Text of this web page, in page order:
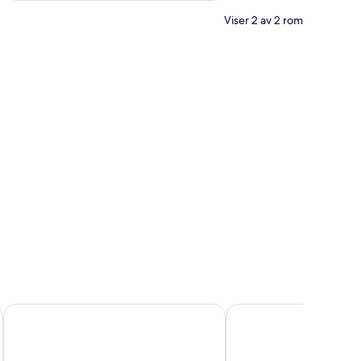
Viser 2 av 2 rom
Barton Hall Hotel & Spa Hampton by Hilton